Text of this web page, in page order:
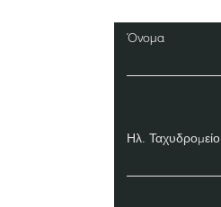
Όνομα
Ηλ. Ταχυδρομείο